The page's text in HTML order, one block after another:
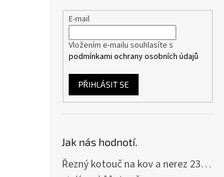
E-mail
Vložením e-mailu souhlasíte s
podmínkami ochrany osobních údajů
PŘIHLÁSIT SE
Jak nás hodnotí.
Řezný kotouč na kov a nerez 230x2,0x22 A46T6BF, balení 25ks